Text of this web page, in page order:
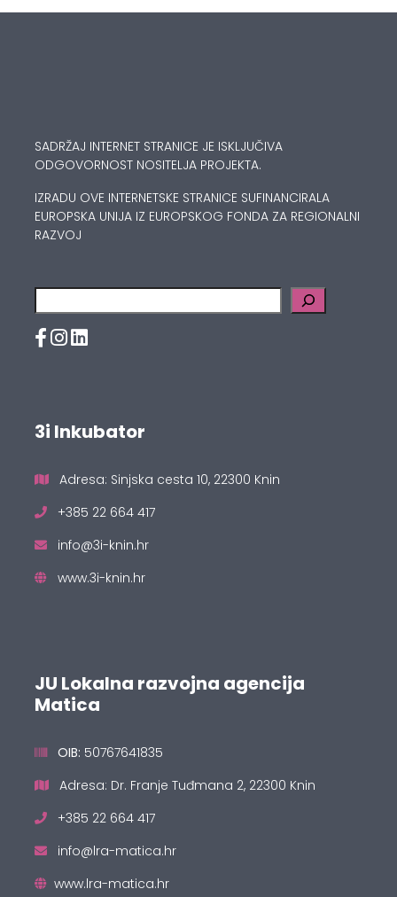
SADRŽAJ INTERNET STRANICE JE ISKLJUČIVA
ODGOVORNOST NOSITELJA PROJEKTA.
IZRADU OVE INTERNETSKE STRANICE SUFINANCIRALA
EUROPSKA UNIJA IZ EUROPSKOG FONDA ZA REGIONALNI
RAZVOJ
Pretraga
3i Inkubator
Adresa: Sinjska cesta 10, 22300 Knin
+385 22 664 417
info@3i-knin.hr
www.3i-knin.hr
JU Lokalna razvojna agencija
Matica
OIB: 50767641835
Adresa: Dr. Franje Tuđmana 2, 22300 Knin
+385 22 664 417
info@lra-matica.hr
www.lra-matica.hr